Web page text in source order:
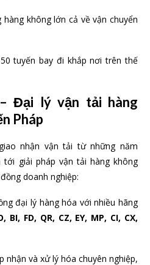
không lớn cả về vận chuyển
tuyến bay đi khắp nơi trên thế
Đại lý vận tải hàng
Pháp
nhận vận tải từ những năm
tới giải pháp vận tải hàng không
doanh nghiệp:
đại lý hàng hóa với nhiều hãng
BI, FD, QR, CZ, EY, MP, CI, CX,
nhận và xử lý hóa chuyên nghiệp,